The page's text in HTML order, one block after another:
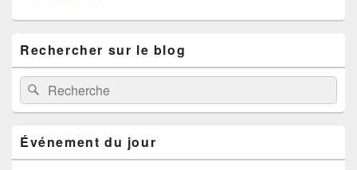
Rechercher sur le blog
Recherche :Rechercher
Événement du jour